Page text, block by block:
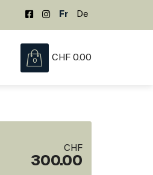
Fr De
0 CHF 0.00
CHF
300.00